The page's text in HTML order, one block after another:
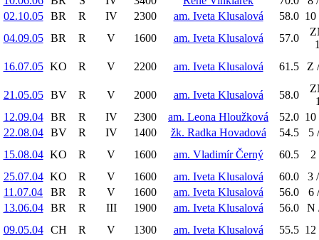
02.10.05
BR R IV 2300 am. Iveta Klusalová 58.0 10
04.09.05
BR R V 1600 am. Iveta Klusalová 57.0
16.07.05 KO R V 2200 am. Iveta Klusalová 61.5 Z
21.05.05 BV R V 2000 am. Iveta Klusalová 58.0
12.09.04
BR R IV 2300 am. Leona Hloužková 52.0 10
22.08.04
BV R IV 1400 žk. Radka Hovadová 54.5
5
15.08.04 KO R V 1600 am. Vladimír Černý 60.5
2
25.07.04 KO R V 1600 am. Iveta Klusalová 60.0
3
11.07.04
BR R V 1600 am. Iveta Klusalová 56.0
6
13.06.04
BR R III 1900 am. Iveta Klusalová 56.0
N
09.05.04
CH R V 1300 am. Iveta Klusalová 55.5 12